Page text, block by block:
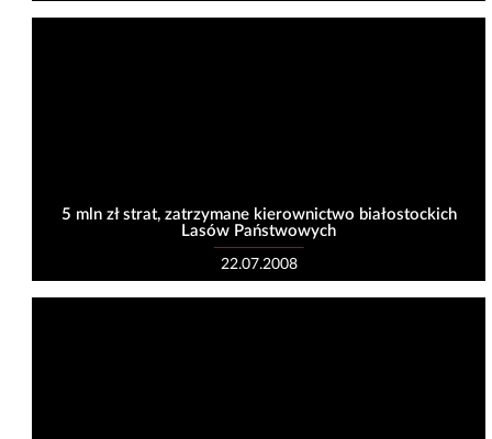
5 mln zł strat, zatrzymane kierownictwo białostockich
Lasów Państwowych
22.07.2008